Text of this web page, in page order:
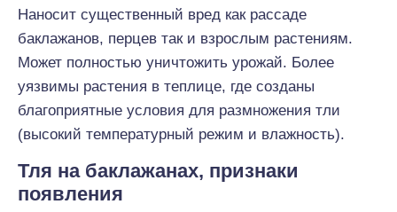
Наносит существенный вред как рассаде
баклажанов, перцев так и взрослым растениям.
Может полностью уничтожить урожай. Более
уязвимы растения в теплице, где созданы
благоприятные условия для размножения тли
(высокий температурный режим и влажность).
Тля на баклажанах, признаки
появления